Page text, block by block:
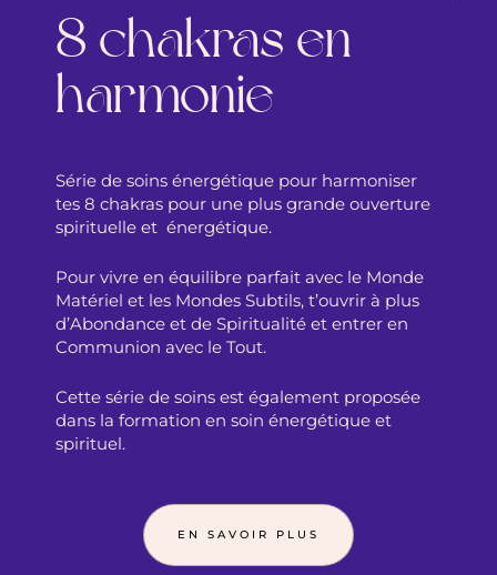
8 chakras en
harmonie
Série de soins énergétique pour harmoniser
tes 8 chakras pour une plus grande ouverture
spirituelle et énergétique.
Pour vivre en équilibre parfait avec le Monde
Matériel et les Mondes Subtils, t’ouvrir à plus
d’Abondance et de Spiritualité et entrer en
Communion avec le Tout.
Cette série de soins est également proposée
dans la formation en soin énergétique et
spirituel.
EN SAVOIR PLUS